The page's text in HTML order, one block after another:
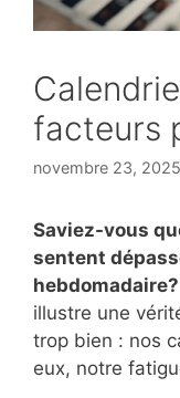
facteurs
novembre 23, 2025
Saviez-vous
sentent
hebdomadaire?
illustre une
trop bien : nos
eux, notre